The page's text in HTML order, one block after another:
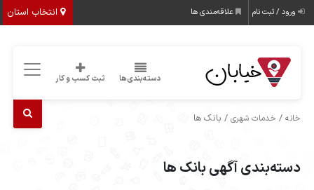
انتخاب استان ورود / ثبت نام علاقه‌مندی ها
دسته‌بندی‌ها ثبت کسب و کار
خانه / خدمات شهری / بانک ها
دسته‌بندی آگهی بانک ها